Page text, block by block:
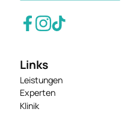
Links
Leistungen
Experten
Klinik